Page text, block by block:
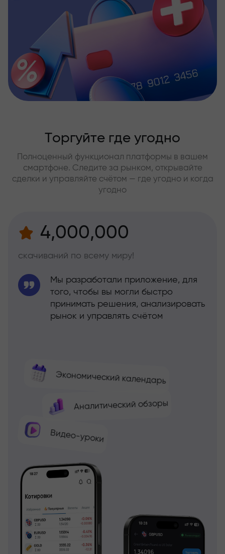
Торгуйте где угодно
Полноценный функционал платформы в вашем
смартфоне. Следите за рынком, открывайте
сделки и управляйте счётом — где угодно и когда
угодно
4,000,000
скачиваний по всему миру!
Экономический календарь
Аналитический обзоры
Видео-уроки
Мы разработали приложение, для
того, чтобы вы могли быстро
принимать решения, анализировать
рынок и управлять счётом